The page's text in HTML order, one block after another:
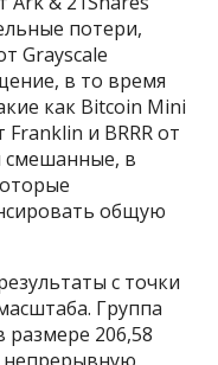
потери,
Grayscale
в то время
как Bitcoin Mini
Franklin и BRRR от
смешанные, в
общую
с точки
Группа
размере 206,58